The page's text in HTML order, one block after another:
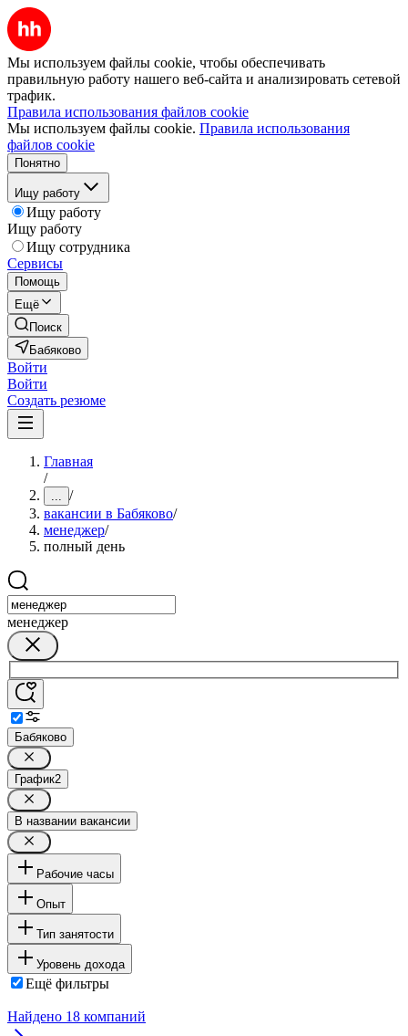
Мы используем файлы cookie, чтобы обеспечивать
правильную работу нашего веб-сайта и анализировать сетевой
трафик.
Правила использования файлов cookie
Мы используем файлы cookie. Правила использования
файлов cookie
Понятно
Ищу работу
Ищу работу
Ищу работу
Ищу сотрудника
Сервисы
Помощь
Ещё
Поиск
Бабяково
Войти
Войти
Создать резюме
Главная
/
... /
вакансии в Бабяково/
менеджер/
полный день
менеджер
Бабяково
График2
В названии вакансии
Рабочие часы
Опыт
Тип занятости
Уровень дохода
Ещё фильтры
Найдено 18 компаний